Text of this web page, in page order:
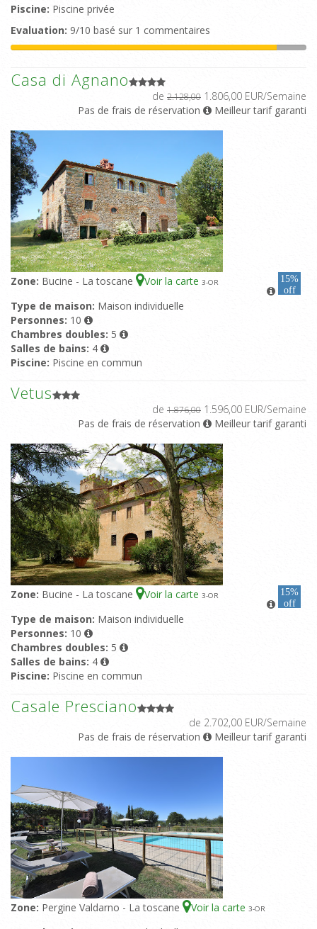
Piscine: Piscine privée
Evaluation: 9/10 basé sur 1 commentaires
Casa di Agnano
de 2.128,00 1.806,00 EUR/Semaine
Pas de frais de réservation
Meilleur tarif garanti
Zone: Bucine - La toscane Voir la carte 3-OR
15%
off
Type de maison: Maison individuelle
Personnes: 10
Chambres doubles: 5
Salles de bains: 4
Piscine: Piscine en commun
Vetus
de 1.876,00 1.596,00 EUR/Semaine
Pas de frais de réservation
Meilleur tarif garanti
Zone: Bucine - La toscane Voir la carte 3-OR
15%
off
Type de maison: Maison individuelle
Personnes: 10
Chambres doubles: 5
Salles de bains: 4
Piscine: Piscine en commun
Casale Presciano
de 2.702,00 EUR/Semaine
Pas de frais de réservation
Meilleur tarif garanti
Zone: Pergine Valdarno - La toscane Voir la carte 3-OR